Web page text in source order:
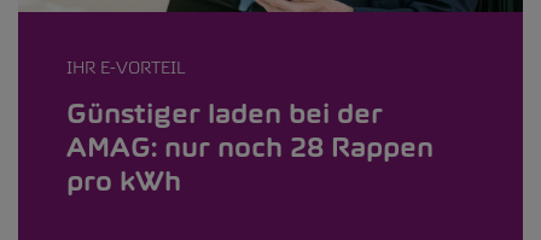
IHR E-VORTEIL
Günstiger laden bei der
AMAG: nur noch 28 Rappen
pro kWh